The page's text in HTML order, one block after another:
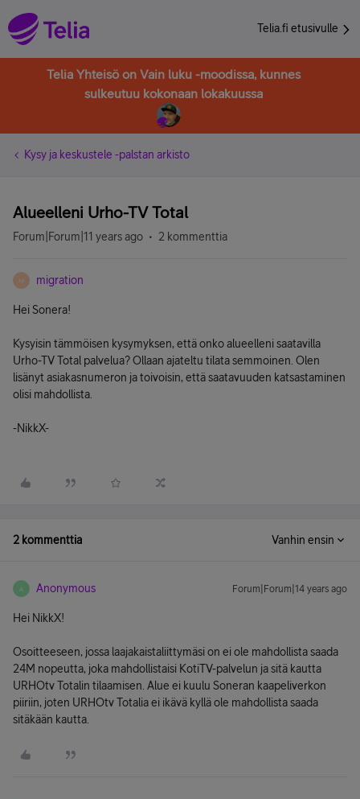
Telia.fi etusivulle
Telia Yhteisö on Vain luku -moodissa, kunnes
sulkeutuu kokonaan lokakuussa
Kysy ja keskustele -palstan arkisto
Alueelleni Urho-TV Total
Forum|Forum|11 years ago 2 kommenttia
M migration
Hei Sonera!
Kysyisin tämmöisen kysymyksen, että onko alueelleni saatavilla
Urho-TV Total palvelua? Ollaan ajateltu tilata semmoinen. Olen
lisänyt asiakasnumeron ja toivoisin, että saatavuuden katsastaminen
olisi mahdollista.
-NikkX-
2 kommenttia Vanhin ensin
A Anonymous Forum|Forum|14 years ago
Hei NikkX!
Osoitteeseen, jossa laajakaistaliittymäsi on ei ole mahdollista saada
24M nopeutta, joka mahdollistaisi KotiTV-palvelun ja sitä kautta
URHOtv Totalin tilaamisen. Alue ei kuulu Soneran kaapeliverkon
piiriin, joten URHOtv Totalia ei ikävä kyllä ole mahdollista saada
sitäkään kautta.